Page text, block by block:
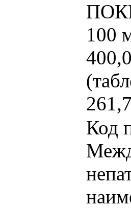
100
Код